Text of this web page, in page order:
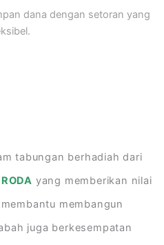
dana dengan setoran yang
tabungan berhadiah dari
yang memberikan nilai
membangun
juga berkesempatan